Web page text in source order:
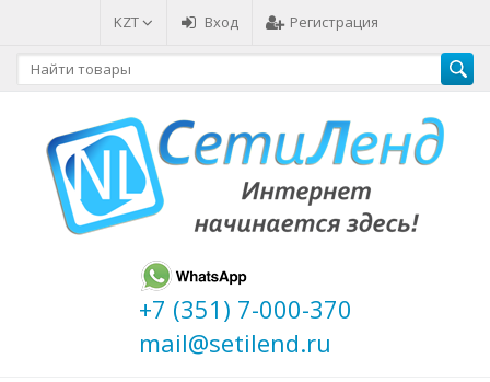
KZT Вход Регистрация
+7 (351) 7-000-370
mail@setilend.ru